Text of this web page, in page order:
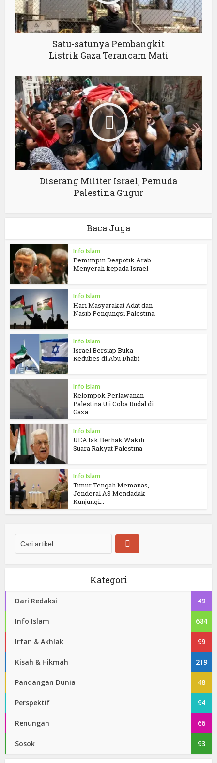
Satu-satunya Pembangkit
Listrik Gaza Terancam Mati
Diserang Militer Israel, Pemuda
Palestina Gugur
Baca Juga
Info Islam
Pemimpin Despotik Arab
Menyerah kepada Israel
Info Islam
Hari Masyarakat Adat dan
Nasib Pengungsi Palestina
Info Islam
Israel Bersiap Buka
Kedubes di Abu Dhabi
Info Islam
Kelompok Perlawanan
Palestina Uji Coba Rudal di
Gaza
Info Islam
UEA tak Berhak Wakili
Suara Rakyat Palestina
Info Islam
Timur Tengah Memanas,
Jenderal AS Mendadak
Kunjungi...
Kategori
Dari Redaksi 49
Info Islam 684
Irfan & Akhlak 99
Kisah & Hikmah 219
Pandangan Dunia 48
Perspektif 94
Renungan 66
Sosok 93